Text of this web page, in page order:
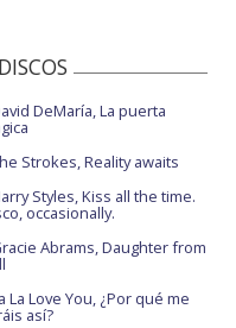
DeMaría, La puerta
Strokes, Reality awaits
Styles, Kiss all the time.
occasionally.
Abrams, Daughter from
La Love You, ¿Por qué me
así?